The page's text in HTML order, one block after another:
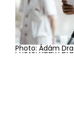
Photo: Ádám
Photo: Ádám